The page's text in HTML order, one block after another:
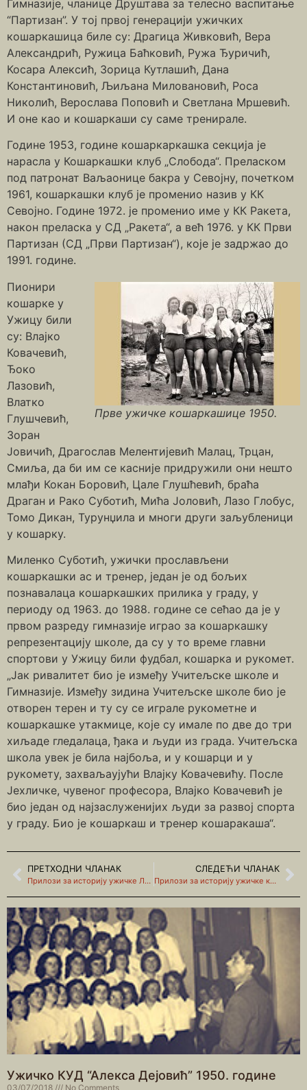
Гимназије, чланице Друштава за телесно васпитање
“Партизан”. У тој првој генерацији ужичких
кошаркашица биле су: Драгица Живковић, Вера
Александрић, Ружица Баћковић, Ружа Ђуричић,
Косара Алексић, Зорица Кутлашић, Дана
Константиновић, Љиљана Миловановић, Роса
Николић, Верослава Поповић и Светлана Мршевић.
И оне као и кошаркаши су саме тренирале.
Године 1953, године кошаркаркашка секција је
нарасла у Кошаркашки клуб „Слобода“. Преласком
под патронат Ваљаонице бакра у Севојну, почетком
1961, кошаркашки клуб је променио назив у КК
Севојно. Године 1972. је променио име у КК Ракета,
након преласка у СД „Ракета“, а већ 1976. у КК Први
Партизан (СД „Први Партизан“), које је задржао до
1991. године.
Прве ужичке кошаркашице 1950.
Пионири
кошарке у
Ужицу били
су: Влајко
Ковачевић,
Ђоко
Лазовић,
Влатко
Глушчевић,
Зоран
Јовичић, Драгослав Мелентијевић Малац, Трцан,
Смиља, да би им се касније придружили они нешто
млађи Кокан Боровић, Цале Глушћевић, браћа
Драган и Рако Суботић, Мића Јоловић, Лазо Глобус,
Томо Дикан, Турунџила и многи други заљубленици
у кошарку.
Миленко Суботић, ужички прослављени
кошаркашки ас и тренер, један је од бољих
познавалаца кошаркашких прилика у граду, у
периоду од 1963. до 1988. године се сећао да је у
првом разреду гимназије играо за кошаркашку
репрезентацију школе, да су у то време главни
спортови у Ужицу били фудбал, кошарка и рукомет.
„Јак ривалитет био је између Учитељске школе и
Гимназије. Између зидина Учитељске школе био је
отворен терен и ту су се играле рукометне и
кошаркашке утакмице, које су имале по две до три
хиљаде гледалаца, ђака и људи из града. Учитељска
школа увек је била најбоља, и у кошарци и у
рукомету, захваљаујући Влајку Ковачевићу. После
Јехличке, чувеног професора, Влајко Ковачевић је
био један од најзаслуженијих људи за развој спорта
у граду. Био је кошаркаш и тренер кошаракаша“.
ПРЕТХОДНИ ЧЛАНАК
Прилози за историју ужичке Ложионице и њених „гараваца“
СЛЕДЕЋИ ЧЛАНАК
Прилози за историју ужичке кошарке (други део)
Ужичко КУД “Алекса Дејовић” 1950. године
03/07/2018 No Comments